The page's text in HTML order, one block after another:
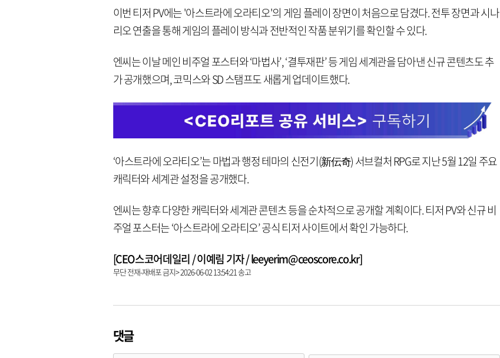
이번 티저 PV에는 '아스트라에 오라티오'의 게임 플레이 장면이 처음으로 담겼다. 전투 장면과 시나
리오 연출을 통해 게임의 플레이 방식과 전반적인 작품 분위기를 확인할 수 있다.
엔씨는 이날 메인 비주얼 포스터와 ‘마법사’, ‘결투재판’ 등 게임 세계관을 담아낸 신규 콘텐츠도 추
가 공개했으며, 코믹스와 SD 스탬프도 새롭게 업데이트했다.
‘아스트라에 오라티오’는 마법과 행정 테마의 신전기(新伝奇) 서브컬처 RPG로 지난 5월 12일 주요
캐릭터와 세계관 설정을 공개했다.
엔씨는 향후 다양한 캐릭터와 세계관 콘텐츠 등을 순차적으로 공개할 계획이다. 티저 PV와 신규 비
주얼 포스터는 ‘아스트라에 오라티오’ 공식 티저 사이트에서 확인 가능하다.
[CEO스코어데일리 / 이예림 기자 / leeyerim@ceoscore.co.kr]
무단 전재-재배포 금지> 2026-06-02 13:54:21 송고
댓글